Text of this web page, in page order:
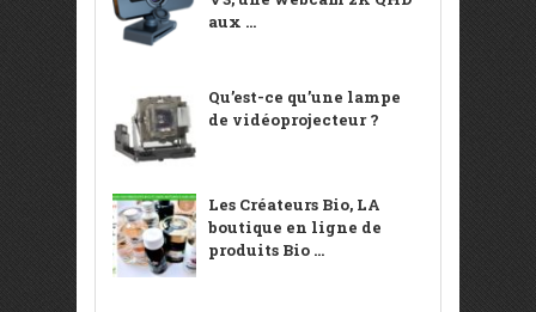
aux ...
Qu’est-ce qu’une lampe
de vidéoprojecteur ?
Les Créateurs Bio, LA
boutique en ligne de
produits Bio ...